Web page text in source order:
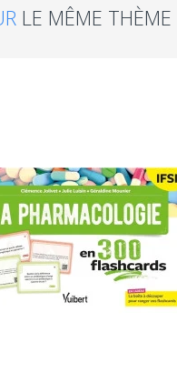
LE MÊME THÈME